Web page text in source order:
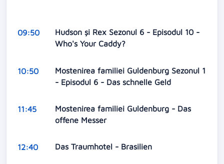
09:50
Hudson și Rex Sezonul 6 - Episodul 10 -
Who's Your Caddy?
10:50
Mostenirea familiei Guldenburg Sezonul 1
- Episodul 6 - Das schnelle Geld
11:45
Mostenirea familiei Guldenburg - Das
offene Messer
12:40 Das Traumhotel - Brasilien